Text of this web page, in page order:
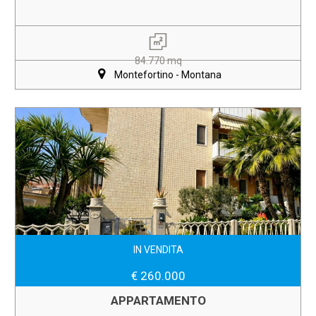
84.770 mq
Montefortino - Montana
IN VENDITA
€ 260.000
APPARTAMENTO